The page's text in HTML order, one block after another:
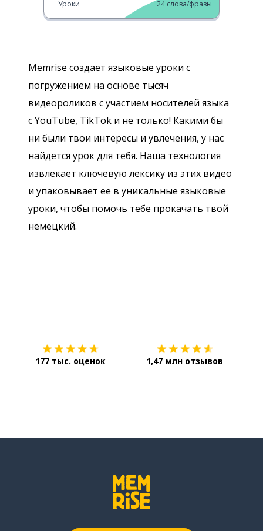
Memrise создает языковые уроки с
погружением на основе тысяч
видеороликов с участием носителей языка
с YouTube, TikTok и не только! Какими бы
ни были твои интересы и увлечения, у нас
найдется урок для тебя. Наша технология
извлекает ключевую лексику из этих видео
и упаковывает ее в уникальные языковые
уроки, чтобы помочь тебе прокачать твой
немецкий.
Уроки 24 слова/фразы
177 тыс. оценок 1,47 млн отзывов